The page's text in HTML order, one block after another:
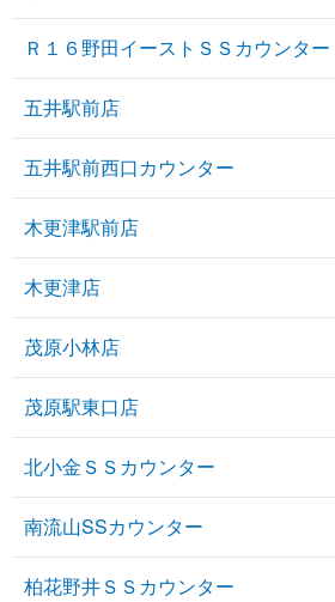
Ｒ１６野田イーストＳＳカウンター
五井駅前店
五井駅前西口カウンター
木更津駅前店
木更津店
茂原小林店
茂原駅東口店
北小金ＳＳカウンター
南流山SSカウンター
柏花野井ＳＳカウンター